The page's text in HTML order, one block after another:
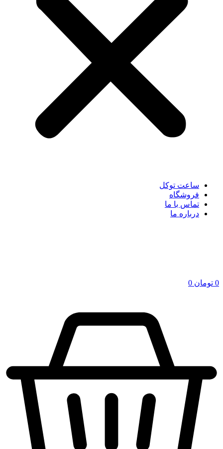
ساعت توکل
فروشگاه
تماس با ما
درباره ما
0 تومان 0